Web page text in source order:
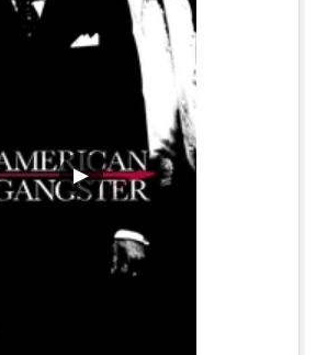
▶